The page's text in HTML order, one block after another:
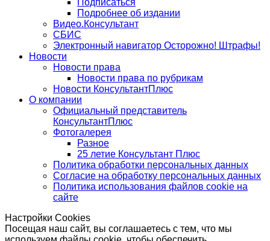
Подписаться
Подробнее об издании
Видео.Консультант
СБИС
Электронный навигатор Осторожно! Штрафы!
Новости
Новости права
Новости права по рубрикам
Новости КонсультантПлюс
О компании
Официальный представитель
КонсультантПлюс
Фотогалерея
Разное
25 летие Консультант Плюс
Политика обработки персональных данных
Согласие на обработку персональных данных
Политика использования файлов cookie на
сайте
Настройки Cookies
Посещая наш сайт, вы соглашаетесь с тем, что мы